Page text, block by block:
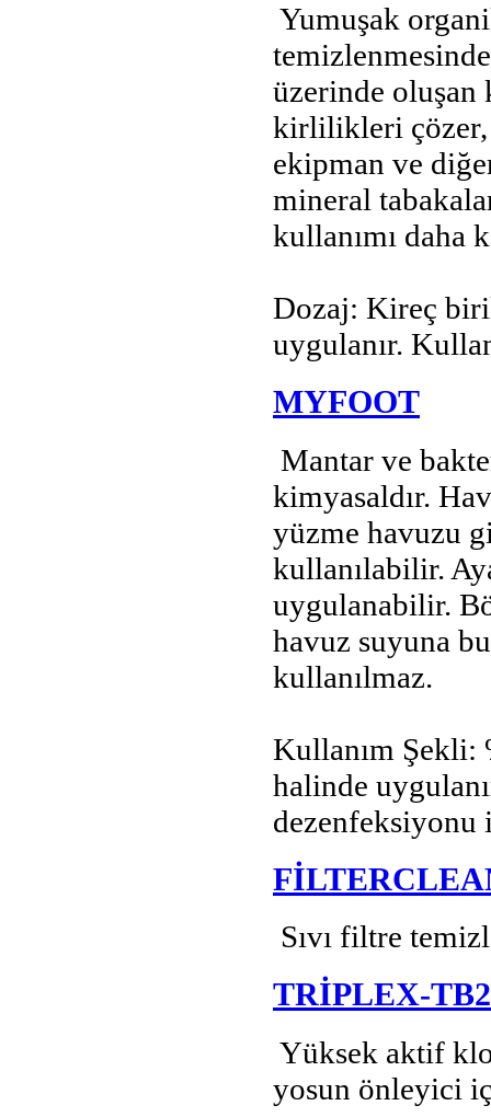
Yumuşak
üzerinde
kirlilikleri çözer,
ekipman ve
mineral
kullanımı daha
Dozaj: Kireç
uygulanır.
MYFOOT
Mantar ve
kimyasaldır.
yüzme havuzu
kullanılabilir.
uygulanabilir.
havuz suyuna
kullanılmaz.
Kullanım Şekli:
halinde
dezenfeksiyonu
Sıvı filtre
TRİPLEX-
Yüksek aktif
yosun önleyici